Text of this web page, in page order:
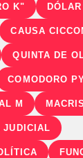
K"
CAUSA
QUINTA DE
COMODORO
M
JUDICIAL